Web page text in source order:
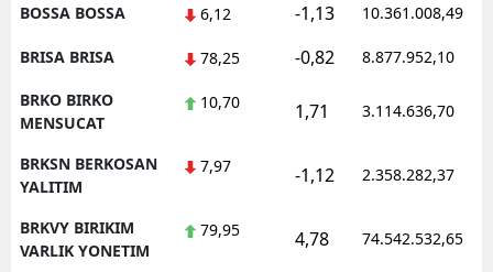
BOSSA BOSSA 6,12 -1,13 10.361.008,49
BRISA BRISA 78,25 -0,82 8.877.952,10
BRKO BIRKO
MENSUCAT
10,70 1,71 3.114.636,70
BRKSN BERKOSAN
YALITIM
7,97 -1,12 2.358.282,37
BRKVY BIRIKIM
VARLIK YONETIM
79,95 4,78 74.542.532,65